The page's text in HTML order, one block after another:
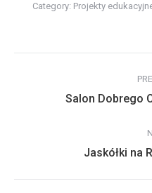
Category: Projekty
navigation
Salon Dobrego
Jaskółki na